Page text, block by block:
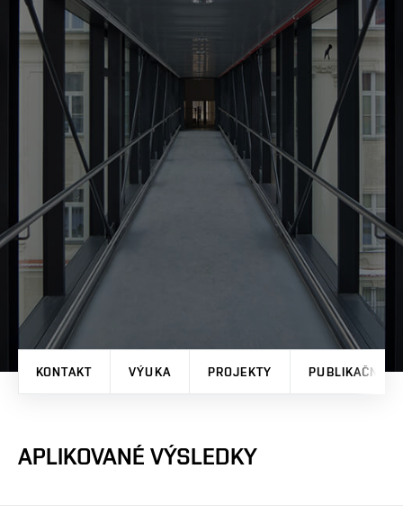
KONTAKT VÝUKA PROJEKTY PUBLIKAČNÍ
APLIKOVANÉ VÝSLEDKY